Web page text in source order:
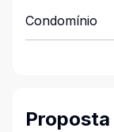
Condomínio
Proposta